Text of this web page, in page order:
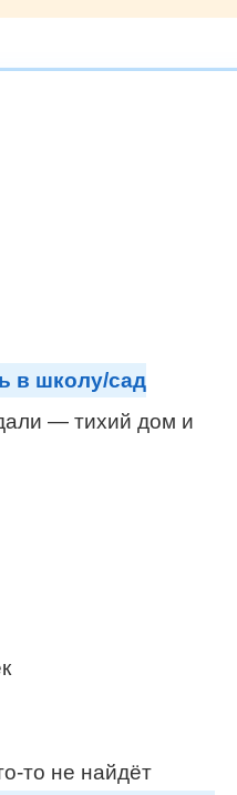
в школу/сад
— тихий дом и
то не найдёт